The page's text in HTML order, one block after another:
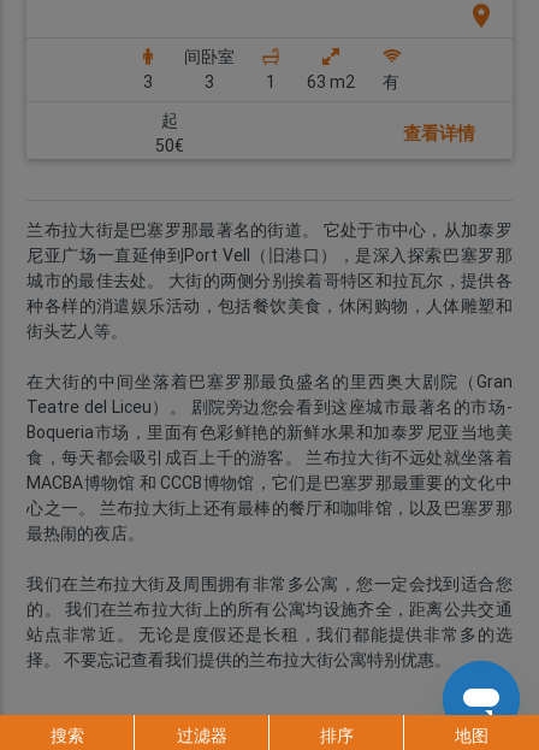
location_on
3
间卧室
3
1 63 m2
有
起
50€
查看详情
兰布拉大街是巴塞罗那最著名的街道。 它处于市中心，从加泰罗
尼亚广场一直延伸到Port Vell（旧港口），是深入探索巴塞罗那
城市的最佳去处。 大街的两侧分别挨着哥特区和拉瓦尔，提供各
种各样的消遣娱乐活动，包括餐饮美食，休闲购物，人体雕塑和
街头艺人等。
在大街的中间坐落着巴塞罗那最负盛名的里西奥大剧院（Gran
Teatre del Liceu）。 剧院旁边您会看到这座城市最著名的市场-
Boqueria市场，里面有色彩鲜艳的新鲜水果和加泰罗尼亚当地美
食，每天都会吸引成百上千的游客。 兰布拉大街不远处就坐落着
MACBA博物馆 和 CCCB博物馆，它们是巴塞罗那最重要的文化中
心之一。 兰布拉大街上还有最棒的餐厅和咖啡馆，以及巴塞罗那
最热闹的夜店。
我们在兰布拉大街及周围拥有非常多公寓，您一定会找到适合您
的。 我们在兰布拉大街上的所有公寓均设施齐全，距离公共交通
站点非常近。 无论是度假还是长租，我们都能提供非常多的选
择。 不要忘记查看我们提供的兰布拉大街公寓特别优惠。
搜索 过滤器 排序 地图